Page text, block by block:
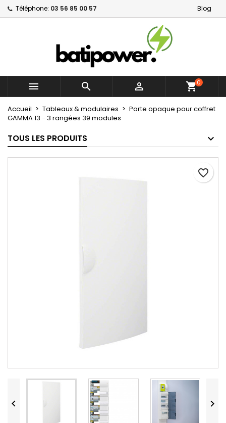
Téléphone: 03 56 85 00 57 Blog
   shopping_cart0
Accueil Tableaux & modulaires
Porte opaque pour coffret
GAMMA 13 - 3 rangées 39 modules
TOUS LES PRODUITS
favorite_border
 
Mes listes d'envies ×
Créer une nouvelle liste
Créer une liste d'envies ×
Nom de la liste d'envies
Annuler Créer une liste d'envies
Connexion ×
Vous devez être connecté pour ajouter des produits
à votre liste d'envies.
Annuler Connexion